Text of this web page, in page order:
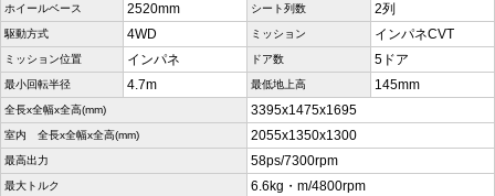
ホイールベース 2520mm シート列数 2列
駆動方式 4WD ミッション インパネCVT
ミッション位置 インパネ ドア数 5ドア
最小回転半径 4.7m 最低地上高 145mm
全長x全幅x全高(mm) 3395x1475x1695
室内 全長x全幅x全高(mm) 2055x1350x1300
最高出力 58ps/7300rpm
最大トルク 6.6kg・m/4800rpm